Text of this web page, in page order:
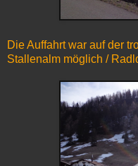
Die Auffahrt war auf der
Stallenalm möglich /